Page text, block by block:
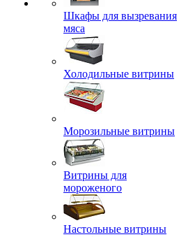
Шкафы для вызревания
мяса
Холодильные витрины
Морозильные витрины
Витрины для
мороженого
Настольные витрины